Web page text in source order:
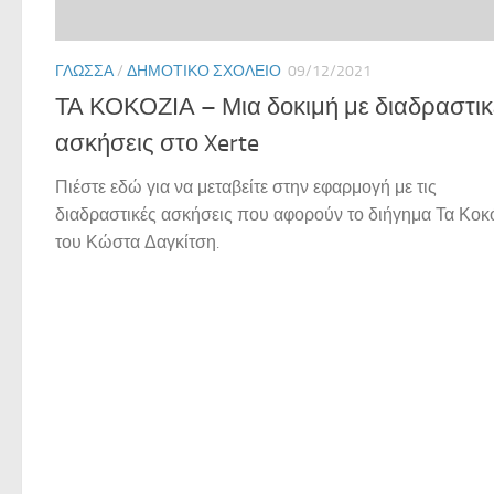
ΓΛΏΣΣΑ/ ΔΗΜΟΤΙΚΌ ΣΧΟΛΕΊΟ 09/12/2021
ΤΑ ΚΟΚΟΖΙΑ – Μια δοκιμή με
ασκήσεις στο Xerte
Πιέστε εδώ για να μεταβείτε στην εφαρμογή με τις
διαδραστικές ασκήσεις που αφορούν το διήγημα Τα
του Κώστα Δαγκίτση.